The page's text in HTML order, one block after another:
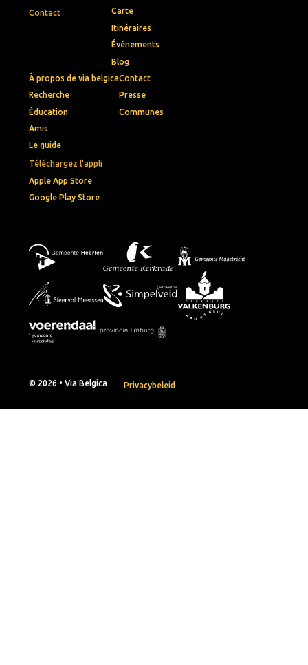
Contact
Téléchargez l'appli
Apple App Store
Google Play Store
Carte
Itinéraires
Événements
Blog
À propos de via belgica
Recherche
Éducation
Amis
Le guide
Contact
Presse
Communes
© 2026 • Via Belgica Privacybeleid